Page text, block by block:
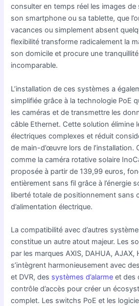
consulter en temps réel les images de
son smartphone ou sa tablette, que
vacances ou simplement absent
flexibilité transforme radicalement la
son domicile et procure une tranquillité
incomparable.
L’installation de ces systèmes a
simplifiée grâce à la technologie PoE
les caméras et de transmettre les
câble Ethernet. Cette solution élimine
électriques complexes et réduit
de main-d’œuvre lors de l’installation.
comme la caméra rotative solaire
proposée à partir de 139,99 euros,
entièrement sans fil grâce à l’énergie
liberté totale de positionnement sans
d’alimentation électrique.
La compatibilité avec d’autres
constitue un autre atout majeur. Les
par les marques AXIS, DAHUA, AJAX,
s’intègrent harmonieusement avec
et DVR, des systèmes d’alarme et des
contrôle d’accès pour créer un
complet. Les switchs PoE et les